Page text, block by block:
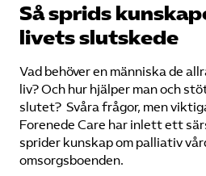
Så sprids
livets slutskede
Vad behöver en människa de
liv? Och hur hjälper man och
slutet? Svåra frågor, men
Forenede Care har inlett ett
sprider kunskap om palliativ
omsorgsboenden.